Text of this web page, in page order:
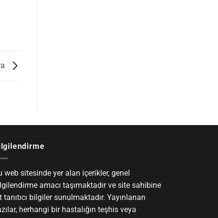
web sitesinde yer alan içerikler, genel
amacı taşımaktadır ve site sahibine
tanıtıcı bilgiler sunulmaktadır. Yayınlanan
herhangi bir hastalığın teşhis veya